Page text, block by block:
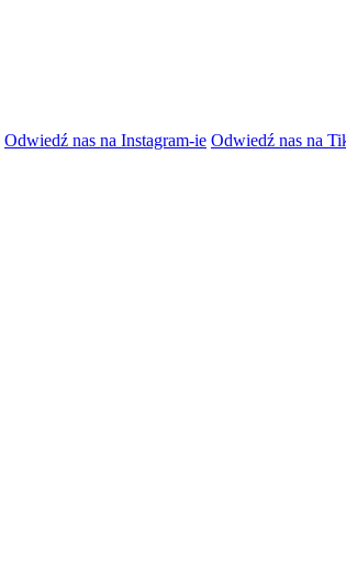
Odwiedź nas na Instagram-ie Odwiedź nas na